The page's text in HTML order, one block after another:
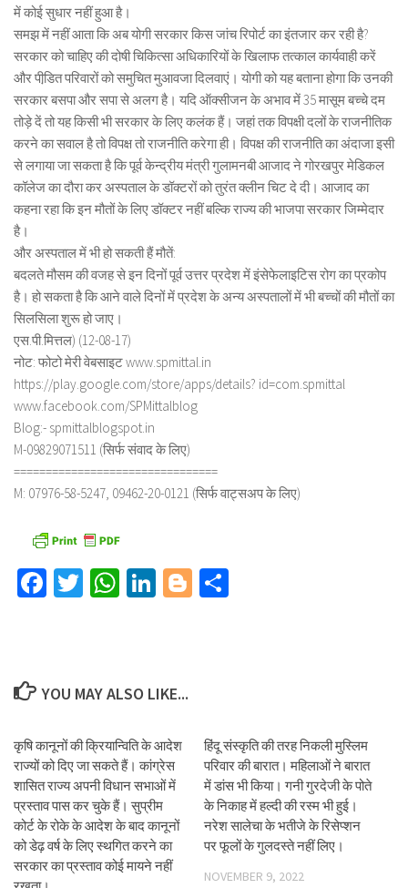
में कोई सुधार नहीं हुआ है।
समझ में नहीं आता कि अब योगी सरकार किस जांच रिपोर्ट का इंतजार कर रही है?
सरकार को चाहिए की दोषी चिकित्सा अधिकारियों के खिलाफ तत्काल कार्यवाही करें
और पीडि़त परिवारों को समुचित मुआवजा दिलवाएं। योगी को यह बताना होगा कि उनकी
सरकार बसपा और सपा से अलग है। यदि ऑक्सीजन के अभाव में 35 मासूम बच्चे दम
तोड़े दें तो यह किसी भी सरकार के लिए कलंक हैं। जहां तक विपक्षी दलों के राजनीतिक
करने का सवाल है तो विपक्ष तो राजनीति करेगा ही। विपक्ष की राजनीति का अंदाजा इसी
से लगाया जा सकता है कि पूर्व केन्द्रीय मंत्री गुलामनबी आजाद ने गोरखपुर मेडिकल
कॉलेज का दौरा कर अस्पताल के डॉक्टरों को तुरंत क्लीन चिट दे दी। आजाद का
कहना रहा कि इन मौतों के लिए डॉक्टर नहीं बल्कि राज्य की भाजपा सरकार जिम्मेदार
है।
और अस्पताल में भी हो सकती हैं मौतें:
बदलते मौसम की वजह से इन दिनों पूर्व उत्तर प्रदेश में इंसेफेलाइटिस रोग का प्रकोप
है। हो सकता है कि आने वाले दिनों में प्रदेश के अन्य अस्पतालों में भी बच्चों की मौतों का
सिलसिला शुरू हो जाए।
एस.पी.मित्तल) (12-08-17)
नोट: फोटो मेरी वेबसाइट www.spmittal.in
https://play.google.com/store/apps/details? id=com.spmittal
www.facebook.com/SPMittalblog
Blog:- spmittalblogspot.in
M-09829071511 (सिर्फ संवाद के लिए)
================================
M: 07976-58-5247, 09462-20-0121 (सिर्फ वाट्सअप के लिए)
Facebook
TwitterWhatsApp
LinkedIn
Blogger
YOU MAY ALSO LIKE...
कृषि कानूनों की क्रियान्विति के आदेश
राज्यों को दिए जा सकते हैं। कांग्रेस
शासित राज्य अपनी विधान सभाओं में
प्रस्ताव पास कर चुके हैं। सुप्रीम
कोर्ट के रोके के आदेश के बाद कानूनों
को डेढ़ वर्ष के लिए स्थगित करने का
सरकार का प्रस्ताव कोई मायने नहीं
हिंदू संस्कृति की तरह निकली मुस्लिम
परिवार की बारात। महिलाओं ने बारात
में डांस भी किया। गनी गुरदेजी के पोते
के निकाह में हल्दी की रस्म भी हुई।
नरेश सालेचा के भतीजे के रिसेप्शन
पर फूलों के गुलदस्ते नहीं लिए।
NOVEMBER 9, 2022